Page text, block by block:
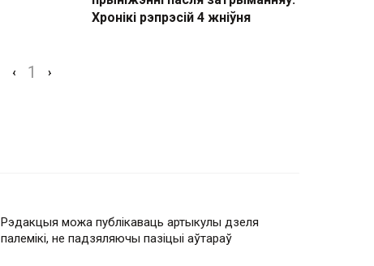
‹ 1 ›
Хронікі рэпрэсій 4 жніўня
Рэдакцыя можа публікаваць артыкулы дзеля
палемікі, не падзяляючы пазіцыі аўтараў